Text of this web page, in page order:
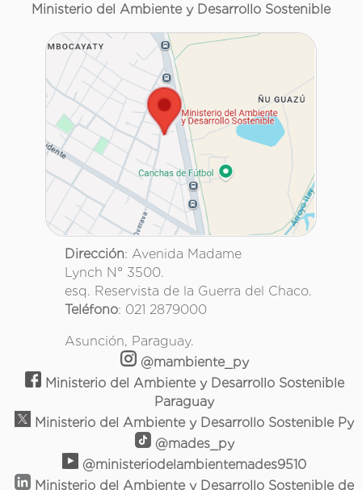
Ministerio del Ambiente y Desarrollo Sostenible
Dirección: Avenida Madame
Lynch N° 3500.
esq. Reservista de la Guerra del Chaco.
Teléfono: 021 2879000
Asunción, Paraguay.
@mambiente_py
Ministerio del Ambiente y Desarrollo Sostenible
Paraguay
Ministerio del Ambiente y Desarrollo Sostenible Py
@mades_py
@ministeriodelambientemades9510
Ministerio del Ambiente y Desarrollo Sostenible de